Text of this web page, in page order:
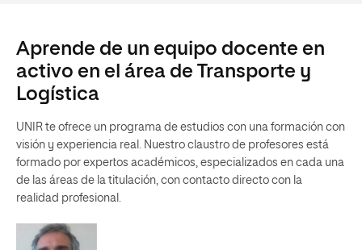
Aprende de un equipo docente en
activo en el área de Transporte y
Logística
UNIR te ofrece un programa de estudios con una formación con
visión y experiencia real. Nuestro claustro de profesores está
formado por expertos académicos, especializados en cada una
de las áreas de la titulación, con contacto directo con la
realidad profesional.